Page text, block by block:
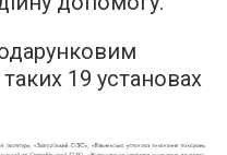
19 установах